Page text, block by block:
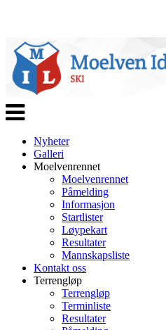
Veksle
navigasjon
Nyheter
Galleri
Moelvenrennet
Moelvenrennet
Påmelding
Informasjon
Startlister
Løypekart
Resultater
Mannskapsliste
Kontakt oss
Terrengløp
Terrengløp
Terminliste
Resultater